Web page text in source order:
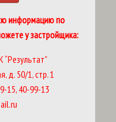
информацию по
у застройщика:
д. 50/1, стр. 1
15, 40-99-13